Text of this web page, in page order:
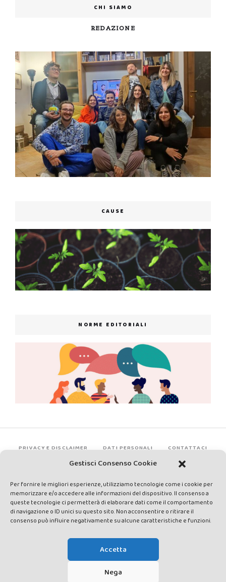
Gestisci Consenso Cookie
Per fornire le migliori esperienze, utilizziamo tecnologie come i cookie per
memorizzare e/o accedere alle informazioni del dispositivo. Il consenso a
queste tecnologie ci permetterà di elaborare dati come il comportamento
di navigazione o ID unici su questo sito. Non acconsentire o ritirare il
consenso può influire negativamente su alcune caratteristiche e funzioni.
Accetta
Nega
CHI SIAMO
REDAZIONE
CAUSE
NORME EDITORIALI
PRIVACY E DISCLAIMER DATI PERSONALI CONTATTACI
rights reserved - Testata registrata presso il Tribunale di Siena con
autorizzazione n°1 del 12/04/2014 - Direttrice Responsabile: Chiara
Cacace - E-mail: direzione@lavaldichiana.it - Editore: Valdichiana
Media Srl – P.IVA e C.F. 01377300528 –